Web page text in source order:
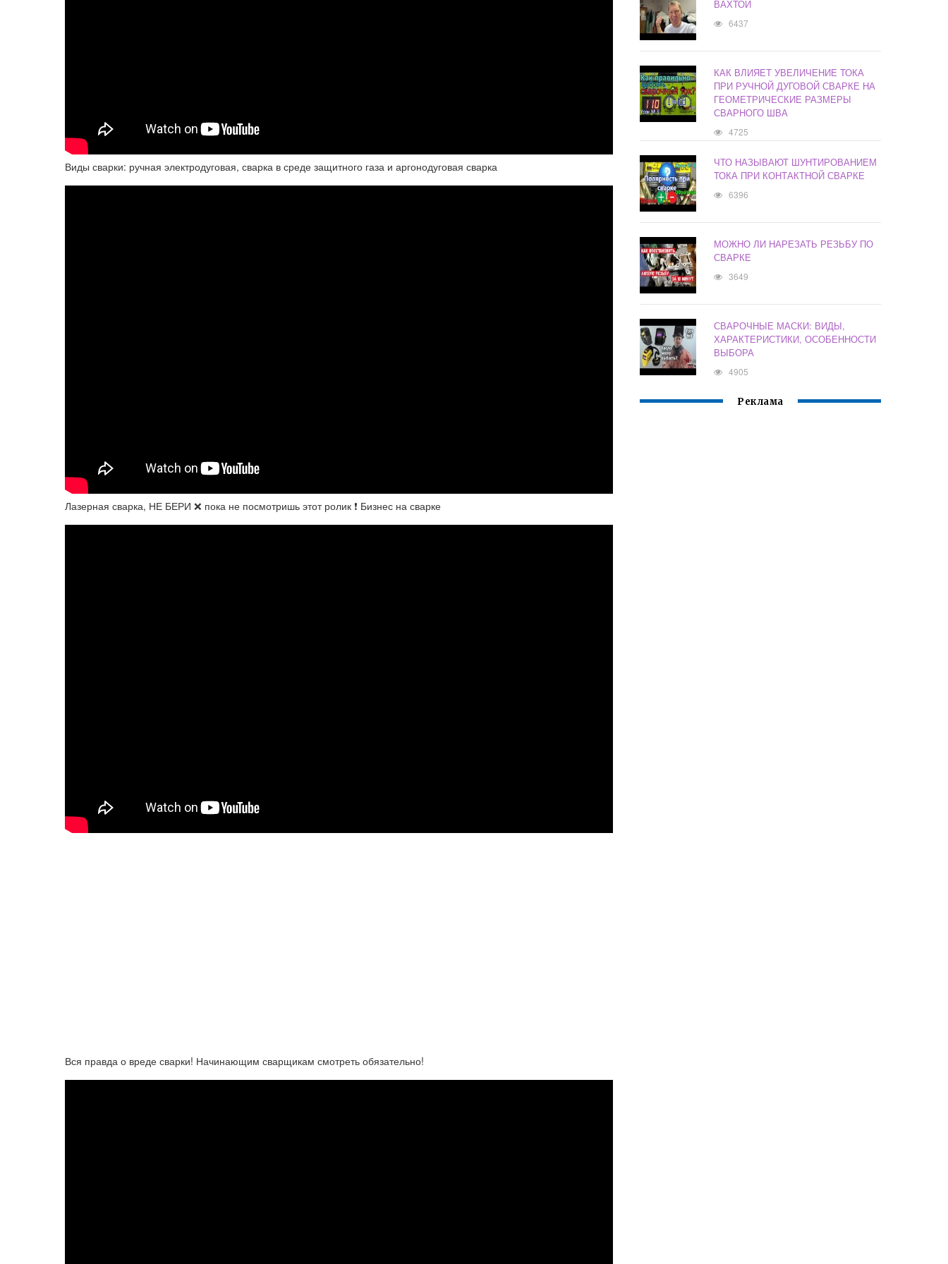
Виды сварки: ручная электродуговая, сварка в среде защитного газа и аргонодуговая сварка
Лазерная сварка, НЕ БЕРИ ❌ пока не посмотришь этот ролик ❗ Бизнес на сварке
Вся правда о вреде сварки! Начинающим сварщикам смотреть обязательно!
ВАХТОЙ
6437
КАК ВЛИЯЕТ УВЕЛИЧЕНИЕ ТОКА
ПРИ РУЧНОЙ ДУГОВОЙ СВАРКЕ НА
ГЕОМЕТРИЧЕСКИЕ РАЗМЕРЫ
СВАРНОГО ШВА
4725
ЧТО НАЗЫВАЮТ ШУНТИРОВАНИЕМ
ТОКА ПРИ КОНТАКТНОЙ СВАРКЕ
6396
МОЖНО ЛИ НАРЕЗАТЬ РЕЗЬБУ ПО
СВАРКЕ
3649
СВАРОЧНЫЕ МАСКИ: ВИДЫ,
ХАРАКТЕРИСТИКИ, ОСОБЕННОСТИ
ВЫБОРА
4905
Реклама